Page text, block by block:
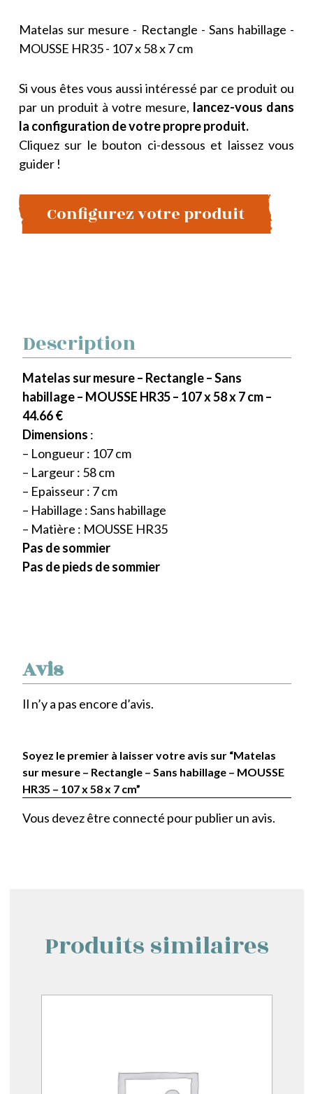
Matelas sur mesure - Rectangle - Sans habillage -
MOUSSE HR35 - 107 x 58 x 7 cm
Si vous êtes vous aussi intéressé par ce produit ou
par un produit à votre mesure, lancez-vous dans
la configuration de votre propre produit.
Cliquez sur le bouton ci-dessous et laissez vous
guider !
Configurez votre produit
Avis
Il n’y a pas encore d’avis.
Soyez le premier à laisser votre avis sur “Matelas
sur mesure – Rectangle – Sans habillage – MOUSSE
HR35 – 107 x 58 x 7 cm”
Vous devez être connecté pour publier un avis.
Description
Matelas sur mesure – Rectangle – Sans
habillage – MOUSSE HR35 – 107 x 58 x 7 cm –
44.66 €
Dimensions :
– Longueur : 107 cm
– Largeur : 58 cm
– Epaisseur : 7 cm
– Habillage : Sans habillage
– Matière : MOUSSE HR35
Pas de sommier
Pas de pieds de sommier
Produits similaires